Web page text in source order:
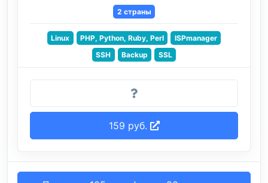
2 страны
Linux PHP, Python, Ruby, Perl
ISPmanager
SSH
Backup SSL
159 руб.